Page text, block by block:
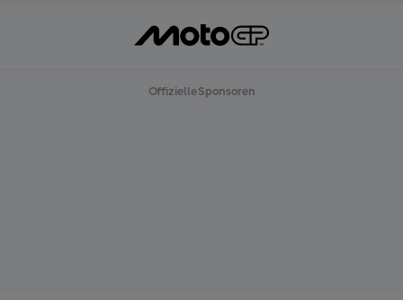
Offizielle Sponsoren